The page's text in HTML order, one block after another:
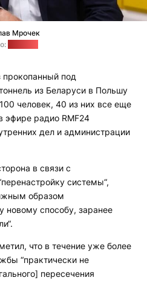
Мрочек
прокопанный под
из Беларуси в Польшу
человек, 40 из них все еще
эфире радио RMF24
дел и администрации
в связи с
системы“,
образом
новому способу, заранее
что в течение уже более
“практически не
пересечения